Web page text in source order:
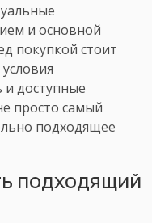
и основной
покупкой стоит
и доступные
просто самый
подходящее
подходящий